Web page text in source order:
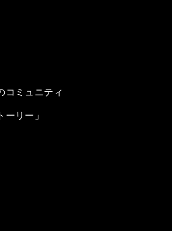
コミュニティ
ーリー」